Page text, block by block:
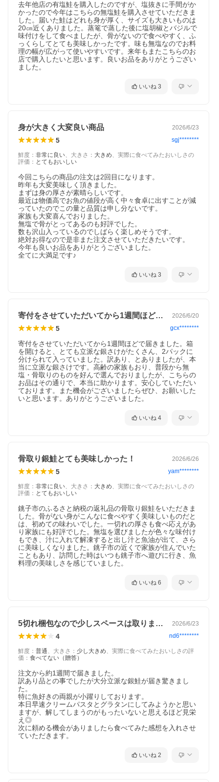
去年他店の有塩鮭を購入したのですが、塩抜きに手間がか
かったので今年はこちらの無塩鮭を購入させていただきま
した。届いた鮭はどれも身が厚く、サイズも大きいものは
20㎝近くありました。蒸篭で蒸した後に塩胡椒とバジルで
味付けをして食べましたが、骨がないので食べやすく、ふ
っくらしてとても美味しかったです。味も無塩なのでお料
理の幅が広がって使いやすいです。来年もまたこちらのお
店で購入したいと思います。良いお品をありがとうござい
ました。
いいね 3
身が大きく大変良い商品 2026/6/23
5 sgj********
鮮度 ： 非常に良い、 大きさ ： 大きめ、 実際に食べてみたおいしさの
評価 ： とてもおいしい
今回こちらの商品の注文は2回目になります。
昨年も大変美味しく頂きました。
まずは身の厚さが素晴らしいです。
最近は物価高でお魚の値段が高く中々食卓に出すことが減
っていたのでこの量と品質は申し分ないです。
家族も大変喜んでおりました。
無塩で骨がとってあるのも好評でした。
数も沢山入っているのでしばらく楽しめそうです。
絶対お得なので是非また注文させていただきたいです。
今年も良いお品をありがとうございました。
いいね 3
寄付をさせていただいてから1週間ほどで… 2026/6/20
5 gcx********
寄付をさせていただいてから1週間ほどで届きました。箱
を開けると、とても立派な銀さけがたくさん、2パックに
分けられて入っていました。訳あり、とありましたが、本
当に立派な銀さけです。高齢の家族もおり、普段から無
塩・骨取りのものを好んで選んでおりましたが、こちらの
お品はその通りで、本当に助かります。安心していただい
ております。また機会がございましたらぜひ、お願いした
いと思います。ありがとうございました。
いいね 4
骨取り銀鮭とても美味しかった！ 2026/6/26
5 yam********
鮮度 ： 非常に良い、 大きさ ： 大きめ、 実際に食べてみたおいしさの
評価 ： とてもおいしい
銚子市のふるさと納税の返礼品の骨取り銀鮭をいただきま
した。骨がない身がこんなに食べやすく美味しいものだと
は、初めての味わいでした。一切れの厚さも食べ応えがあ
り家族にも好評でした。無塩を選びましたが色々な味付け
もでき、汁に入れて解凍すると出し汁と魚油が出て、さら
に美味しくなりました。銚子市の近くで家族が住んでいた
こともあり、訪問した時はいつも銚子市へ遊びに行き、魚
料理の美味しさを感じていました。
いいね 6
5切れ梱包なので少しスペースは取りますが 2026/6/23
4 nd6********
鮮度 ： 普通、 大きさ ： 少し大きめ、 実際に食べてみたおいしさの評
価 ： 食べてない（贈答）
注文から約1週間で届きました。
訳あり品との事でしたが大分立派な銀鮭が届き驚きまし
た。
特に魚好きの両親が小躍りしております。
本日早速クリームパスタとグラタンにしてみようかと思い
ますが、解してしまうのがもったいないと思えるほど見栄
え◎
次に頼める機会がありましたら食べてみた感想を入れさせ
いいね 2